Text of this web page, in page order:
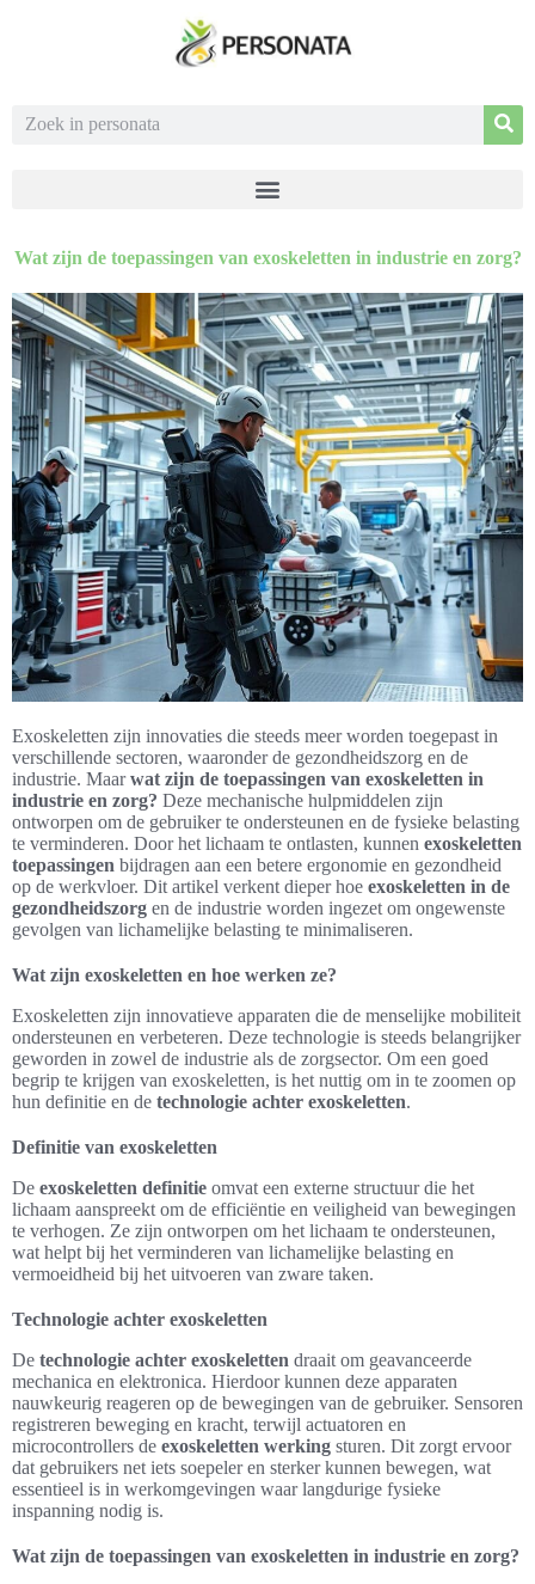
Wat zijn de toepassingen van exoskeletten in industrie en zorg?
Exoskeletten zijn innovaties die steeds meer worden toegepast in
verschillende sectoren, waaronder de gezondheidszorg en de
industrie. Maarwat zijn de toepassingen van exoskeletten in
industrie en zorg? Deze mechanische hulpmiddelen zijn
ontworpen om de gebruiker te ondersteunen en de fysieke belasting
te verminderen. Door het lichaam te ontlasten, kunnen exoskeletten
toepassingen bijdragen aan een betere ergonomie en gezondheid
op de werkvloer. Dit artikel verkent dieper hoe exoskeletten in de
gezondheidszorg en de industrie worden ingezet om ongewenste
gevolgen van lichamelijke belasting te minimaliseren.
Wat zijn exoskeletten en hoe werken ze?
Exoskeletten zijn innovatieve apparaten die de menselijke mobiliteit
ondersteunen en verbeteren. Deze technologie is steeds belangrijker
geworden in zowel de industrie als de zorgsector. Om een goed
begrip te krijgen van exoskeletten, is het nuttig om in te zoomen op
hun definitie en de technologie achter exoskeletten.
Definitie van exoskeletten
De exoskeletten definitie omvat een externe structuur die het
lichaam aanspreekt om de efficiëntie en veiligheid van bewegingen
te verhogen. Ze zijn ontworpen om het lichaam te ondersteunen,
wat helpt bij het verminderen van lichamelijke belasting en
vermoeidheid bij het uitvoeren van zware taken.
Technologie achter exoskeletten
De technologie achter exoskeletten draait om geavanceerde
mechanica en elektronica. Hierdoor kunnen deze apparaten
nauwkeurig reageren op de bewegingen van de gebruiker. Sensoren
registreren beweging en kracht, terwijl actuatoren en
microcontrollers de exoskeletten werking sturen. Dit zorgt ervoor
dat gebruikers net iets soepeler en sterker kunnen bewegen, wat
essentieel is in werkomgevingen waar langdurige fysieke
inspanning nodig is.
Wat zijn de toepassingen van exoskeletten in industrie en zorg?